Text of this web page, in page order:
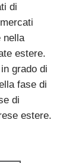
di
nella
estere.
grado di
fase di
di
estere.